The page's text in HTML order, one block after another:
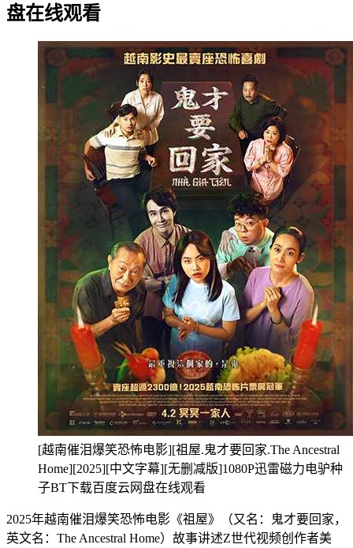
盘在线观看
[越南催泪爆笑恐怖电影][祖屋.鬼才要回家.The Ancestral
Home][2025][中文字幕][无删减版]1080P迅雷磁力电驴种
子BT下载百度云网盘在线观看
2025年越南催泪爆笑恐怖电影《祖屋》（又名：鬼才要回家，
英文名：The Ancestral Home）故事讲述Z世代视频创作者美